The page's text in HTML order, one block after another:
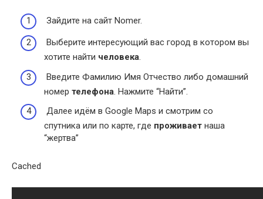
Зайдите на сайт Nomer.
Выберите интересующий вас город в котором вы
хотите найти человека.
Введите Фамилию Имя Отчество либо домашний
номер телефона. Нажмите “Найти”.
Далее идём в Google Maps и смотрим со
спутника или по карте, где проживает наша
“жертва”
Cached